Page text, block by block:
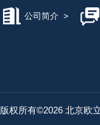
公司简介 >
版权所有©2026 北京欧